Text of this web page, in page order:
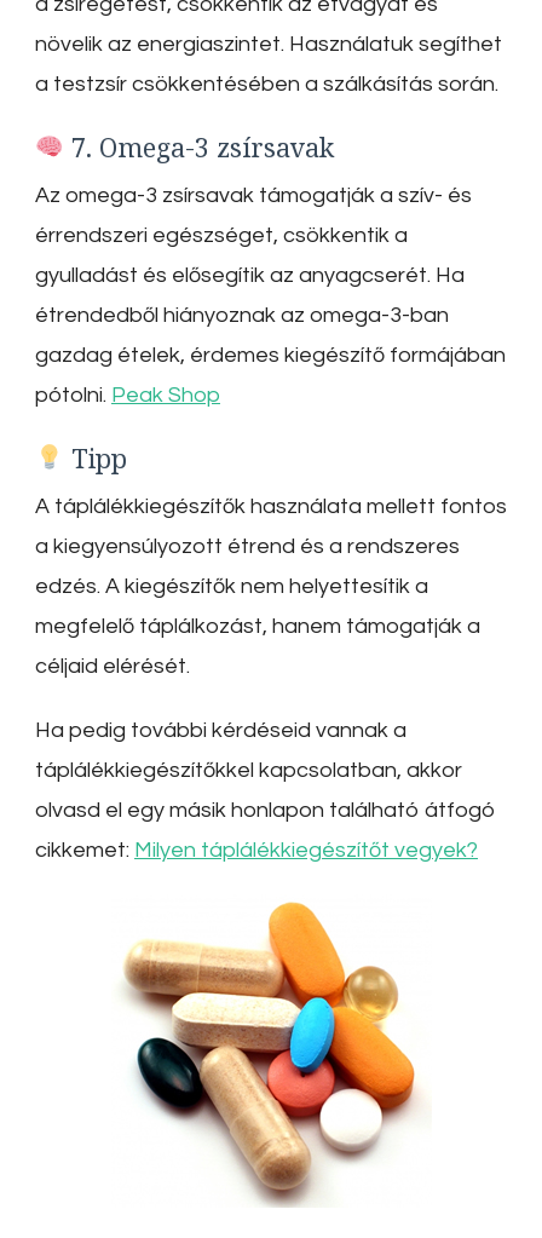
növelik az energiaszintet. Használatuk segíthet
a testzsír csökkentésében a szálkásítás során.
7. Omega-3 zsírsavak
Az omega-3 zsírsavak támogatják a szív- és
érrendszeri egészséget, csökkentik a
gyulladást és elősegítik az anyagcserét. Ha
étrendedből hiányoznak az omega-3-ban
gazdag ételek, érdemes kiegészítő formájában
pótolni. Peak Shop
Tipp
A táplálékkiegészítők használata mellett fontos
a kiegyensúlyozott étrend és a rendszeres
edzés. A kiegészítők nem helyettesítik a
megfelelő táplálkozást, hanem támogatják a
céljaid elérését.
Ha pedig további kérdéseid vannak a
táplálékkiegészítőkkel kapcsolatban, akkor
olvasd el egy másik honlapon található átfogó
cikkemet: Milyen táplálékkiegészítőt vegyek?